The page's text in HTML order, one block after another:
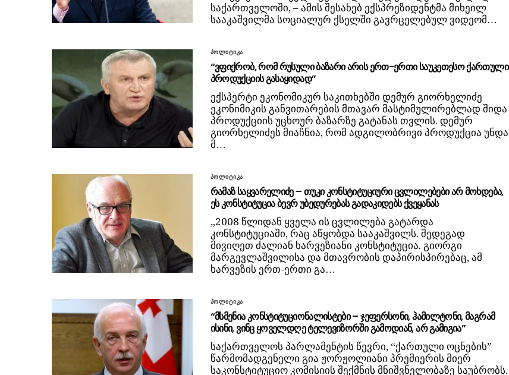
საქართველოში, – ამის შესახებ ექსპრეზიდენტმა მიხეილ
სააკაშვილმა სოციალურ ქსელში გავრცელებულ ვიდეომ…
პოლიტიკა
“ვფიქრობ, რომ რუსული ბაზარი არის ერთ-ერთი საუკეთესო ქართული
პროდუქციის გასაყიდად”
ექსპერტი ეკონომიკურ საკითხებში დემურ გიორხელიძე
ეკონიმიკის განვითარების მთავარ მასტიმულირებლად შიდა
პროდუქციის უცხოურ ბაზარზე გატანას თვლის. დემურ
გიორხელიძეს მიაჩნია, რომ ადგილობრივი პროდუქცია უნდა
მ…
პოლიტიკა
რამაზ საყვარელიძე – თუკი კონსტიტუციური ცვლილებები არ მოხდება,
ეს კონსტიტუცია ბევრ უბედურებას გადაკიდებს ქვეყანას
„2008 წლიდან ყველა ის ცვლილება გატარდა
კონსტიტუციაში, რაც აწყობდა სააკაშვილს. შედეგად
მივიღეთ ძალიან ხარვეზიანი კონსტიტუცია. გიორგი
მარგევლაშვილისა და მთავრობის დაპირისპირებაც, ამ
ხარვეზის ერთ-ერთი გა…
პოლიტიკა
“მსმენია კონსტიტუციონალისტები – ჯეფერსონი, ჰამილტონი, მაგრამ
ისინი, ვინც ყოველდღე ტელევიზორში გამოდიან, არ გამიგია”
საქართველოს პარლამენტის წევრი, “ქართული ოცნების”
წარმომადგენელი გია ჟორჟოლიანი პრემიერის მიერ
საკონსტიტუციო კომისიის შექმნის მნიშვნელობაზე საუბრობს.